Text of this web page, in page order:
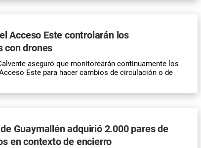
Acceso Este controlarán los
con drones
aseguró que monitorearán continuamente los
Este para hacer cambios de circulación o de
Guaymallén adquirió 2.000 pares de
en contexto de encierro